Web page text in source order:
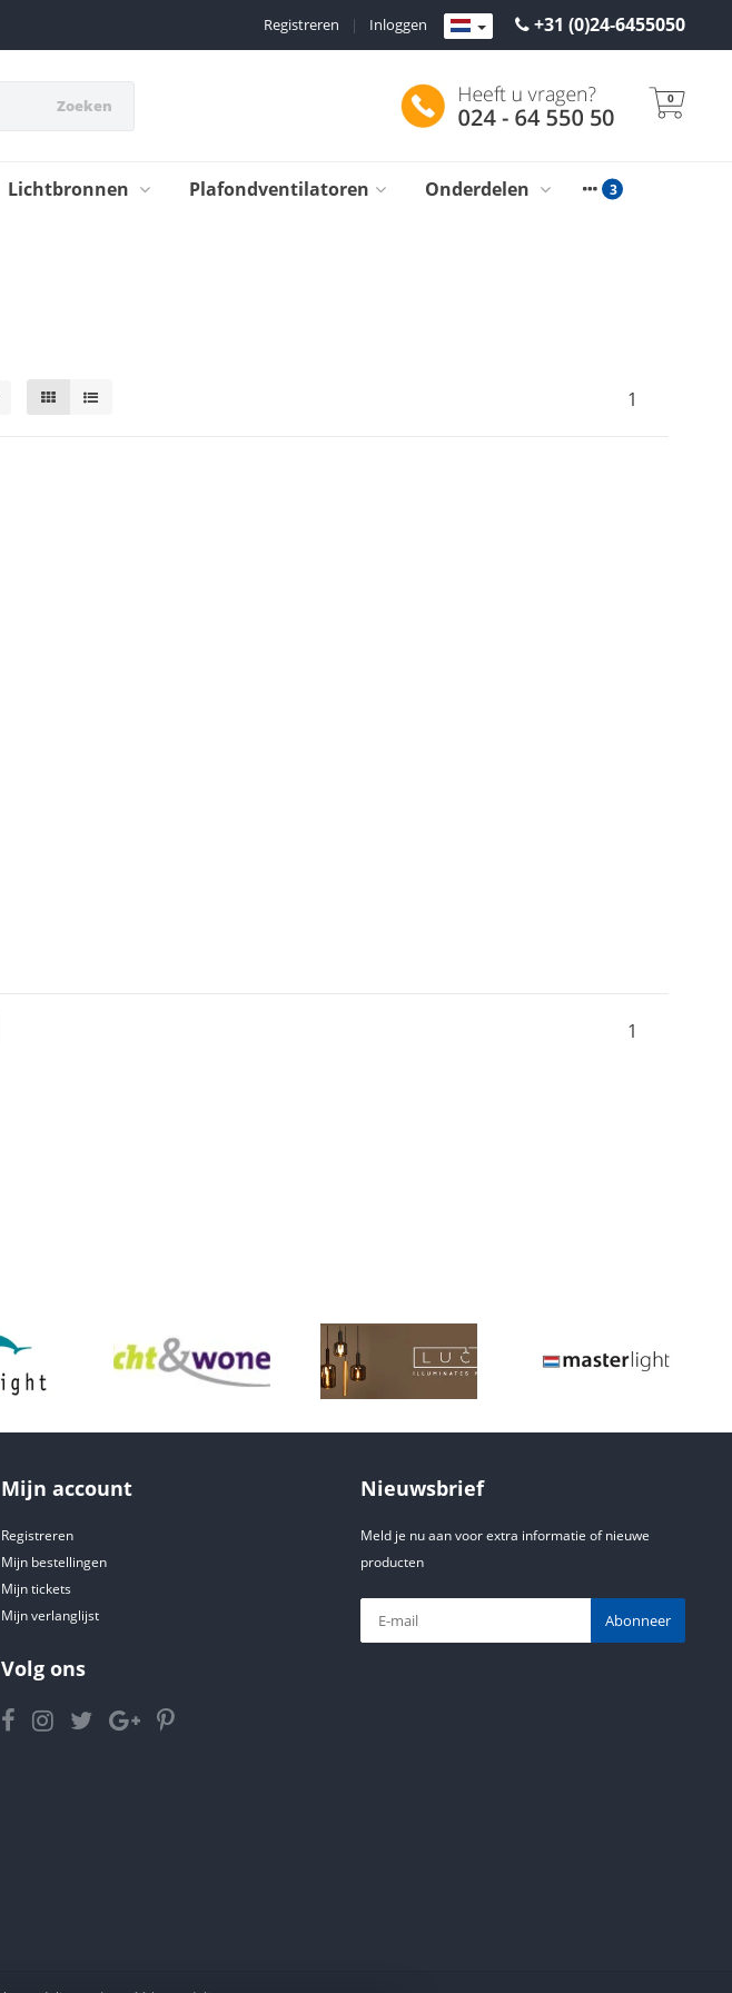
+31 (0)24-6455050
Inloggen
|
Registreren
Zoeken 0
Lichtbronnen Plafondventilatoren Onderdelen
1
1
Mijn account
Registreren
Mijn bestellingen
Mijn tickets
Mijn verlanglijst
Volg ons
Nieuwsbrief
Meld je nu aan voor extra informatie of nieuwe
producten
Abonneer